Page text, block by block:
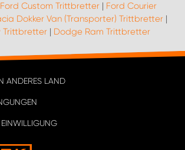
Ford Custom Trittbretter | Ford Courier
Dokker Van (Transporter) Trittbretter |
Trittbretter | Dodge Ram Trittbretter
ANDERES LAND